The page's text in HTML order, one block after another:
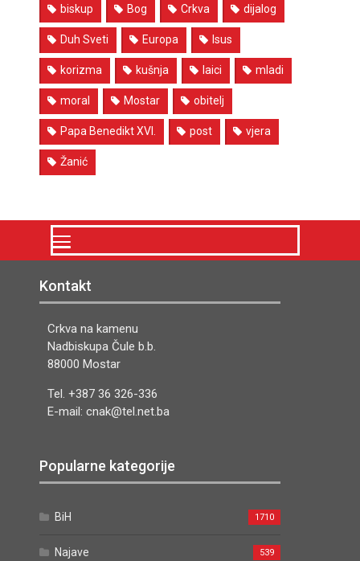
biskup Bog Crkva dijalog
Duh Sveti Europa Isus
korizma kušnja laici mladi
moral Mostar obitelj
Papa Benedikt XVI. post vjera
Žanić
Kontakt
Crkva na kamenu
Nadbiskupa Čule b.b.
88000 Mostar
Tel. +387 36 326-336
E-mail: cnak@tel.net.ba
Popularne kategorije
BiH 1710
Najave 539